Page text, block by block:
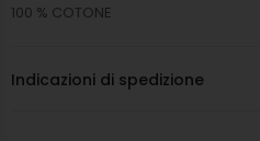
100 % COTONE
Indicazioni di spedizione